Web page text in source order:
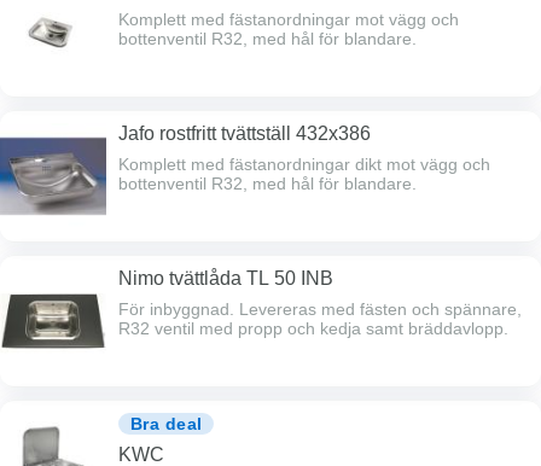
Komplett med fästanordningar mot vägg och
bottenventil R32, med hål för blandare.
Jafo rostfritt tvättställ 432x386
Komplett med fästanordningar dikt mot vägg och
bottenventil R32, med hål för blandare.
Nimo tvättlåda TL 50 INB
För inbyggnad. Levereras med fästen och spännare,
R32 ventil med propp och kedja samt bräddavlopp.
Bra deal
KWC